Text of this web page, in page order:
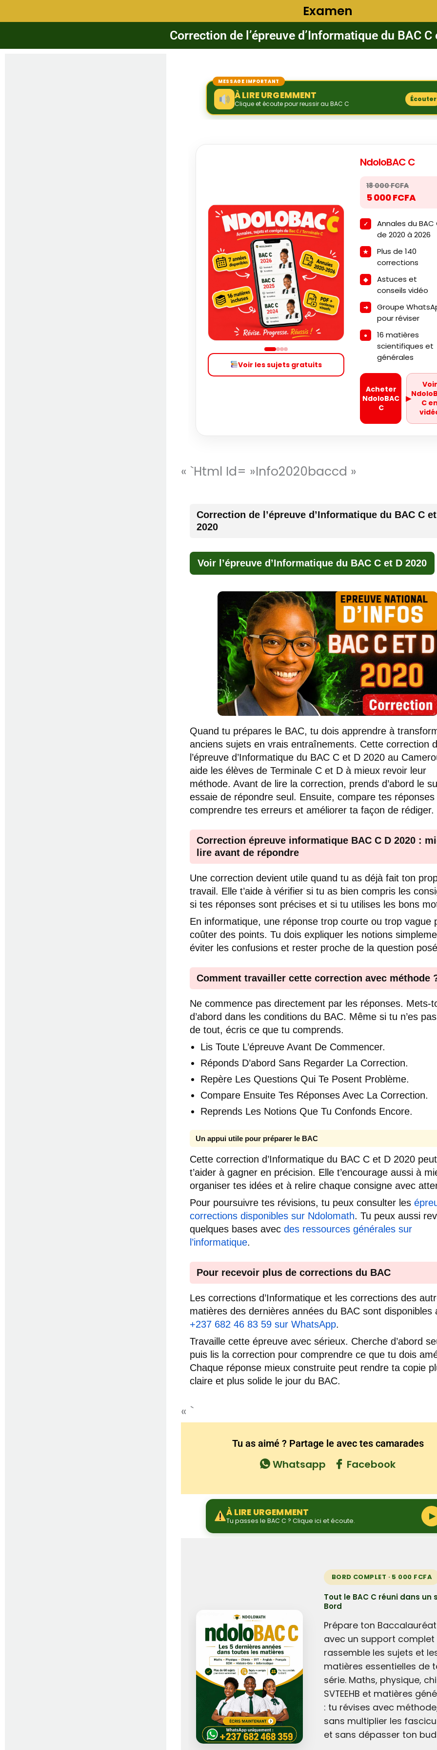
Examen
Correction de l’épreuve d’Informatique du BAC C
MESSAGE IMPORTANT
À LIRE URGEMMENT
Clique et écoute pour reussir au BAC C
Écouter
Voir les sujets gratuits
NdoloBAC C
18 000 FCFA
5 000 FCFA
Annales du BAC
de 2020 à 2026
Plus de 140
corrections
Astuces et
conseils vidéo
Groupe
pour réviser
16 matières
scientifiques et
générales
Acheter
NdoloBAC
C
▶
Voir
C
« `html Id= »info2020baccd »
Correction de l’épreuve d’Informatique du BAC C
2020
Voir l’épreuve d’Informatique du BAC C et D 2020
Quand tu prépares le BAC, tu dois apprendre à
anciens sujets en vrais entraînements. Cette correction
l’épreuve d’Informatique du BAC C et D 2020 au
aide les élèves de Terminale C et D à mieux revoir leur
méthode. Avant de lire la correction, prends d’abord le
essaie de répondre seul. Ensuite, compare tes réponses
comprendre tes erreurs et améliorer ta façon de rédiger.
Correction épreuve informatique BAC C D 2020 :
lire avant de répondre
Une correction devient utile quand tu as déjà fait ton
travail. Elle t’aide à vérifier si tu as bien compris les
si tes réponses sont précises et si tu utilises les bons
En informatique, une réponse trop courte ou trop vague
coûter des points. Tu dois expliquer les notions
éviter les confusions et rester proche de la question
Comment travailler cette correction avec méthode
Ne commence pas directement par les réponses. Mets-
d’abord dans les conditions du BAC. Même si tu n’es
de tout, écris ce que tu comprends.
Lis Toute L’épreuve Avant De Commencer.
Réponds D’abord Sans Regarder La Correction.
Repère Les Questions Qui Te Posent Problème.
Compare Ensuite Tes Réponses Avec La Correction.
Reprends Les Notions Que Tu Confonds Encore.
Un appui utile pour préparer le BAC
Cette correction d’Informatique du BAC C et D 2020 peut
t’aider à gagner en précision. Elle t’encourage aussi à
organiser tes idées et à relire chaque consigne avec
Pour poursuivre tes révisions, tu peux consulter les
corrections disponibles sur Ndolomath. Tu peux aussi
quelques bases avec des ressources générales sur
l’informatique.
Pour recevoir plus de corrections du BAC
Les corrections d’Informatique et les corrections des
matières des dernières années du BAC sont disponibles
+237 682 46 83 59 sur WhatsApp.
Travaille cette épreuve avec sérieux. Cherche d’abord
puis lis la correction pour comprendre ce que tu dois
Chaque réponse mieux construite peut rendre ta copie
claire et plus solide le jour du BAC.
« `
Tu as aimé ? Partage le avec tes camarades
Whatsapp Facebook
À LIRE URGEMMENT
Tu passes le BAC C ? Clique ici et écoute. ▶
BORD COMPLET · 5 000 FCFA
Tout le BAC C réuni dans un
Bord
Prépare ton
avec un support complet
rassemble les sujets et
matières essentielles de
série. Maths, physique,
SVTEEHB et matières
: tu révises avec
sans multiplier les
et sans dépasser ton